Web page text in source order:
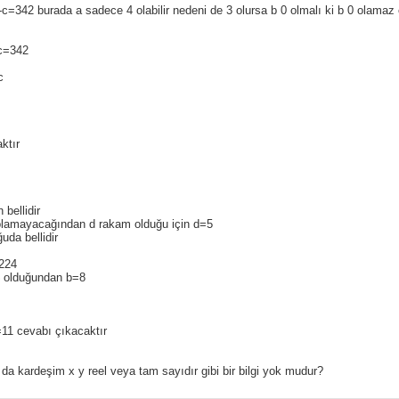
c=342 burada a sadece 4 olabilir nedeni de 3 olursa b 0 olmalı ki b 0
bellidir
d rakam olduğu için d=5
bellidir
olduğundan b=8
cevabı çıkacaktır
kardeşim x y reel veya tam sayıdır gibi bir bilgi yok mudur?